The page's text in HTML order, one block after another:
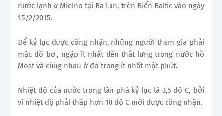
nước lạnh ở Mielno tại Ba Lan, trên Biển Baltic vào ngày
15/2/2015.
Để kỷ lục được công nhận, những người tham gia phải
mặc đồ bơi, ngập ít nhất đến thắt lưng trong nước hồ
Most và cùng nhau ở đó trong ít nhất một phút.
Nhiệt độ của nước trong lần phá kỷ lục là 3,5 độ C, bởi
vì nhiệt độ phải thấp hơn 10 độ C mới được công nhận.